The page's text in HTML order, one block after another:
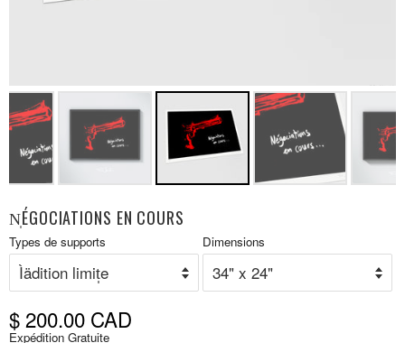
N̩ÉGOCIATIONS EN COURS
Prix
réduit
Types de supports Dimensions
$ 200.00 CAD
Expédition Gratuite